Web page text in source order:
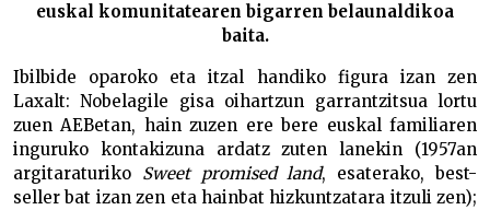
euskal komunitatearen bigarren belaunaldikoa
baita.
Ibilbide oparoko eta itzal handiko figura izan zen
Laxalt: Nobelagile gisa oihartzun garrantzitsua lortu
zuen AEBetan, hain zuzen ere bere euskal familiaren
inguruko kontakizuna ardatz zuten lanekin (1957an
argitaraturiko Sweet promised land, esaterako, best-
seller bat izan zen eta hainbat hizkuntzatara itzuli zen);